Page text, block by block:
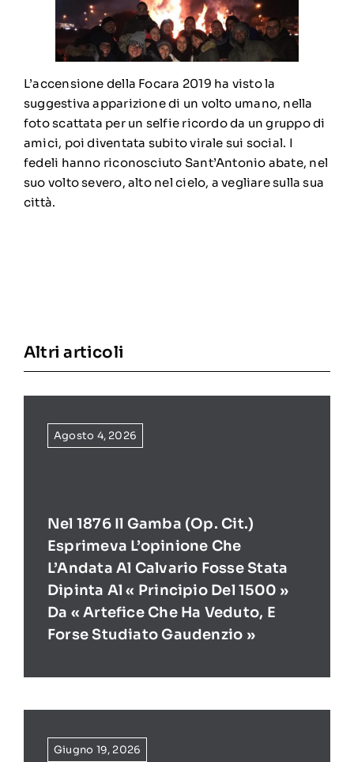
L’accensione della Focara 2019 ha visto la
suggestiva apparizione di un volto umano, nella
foto scattata per un selfie ricordo da un gruppo di
amici, poi diventata subito virale sui social. I
fedeli hanno riconosciuto Sant’Antonio abate, nel
suo volto severo, alto nel cielo, a vegliare sulla sua
città.
Altri articoli
Agosto 4, 2026
Nel 1876 Il Gamba (op. Cit.)
Esprimeva L’opinione Che
L’Andata Al Calvario Fosse Stata
Dipinta Al « Principio Del 1500 »
Da « Artefice Che Ha Veduto, E
Forse Studiato Gaudenzio »
Giugno 19, 2026